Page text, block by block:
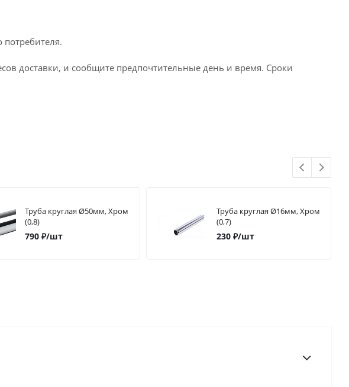
потребителя.
доставки, и сообщите предпочтительные день и время. Сроки
Труба круглая Ø50мм, Хром
(0,8)
790 ₽/шт
Труба круглая Ø16мм, Хром
(0,7)
230₽/шт